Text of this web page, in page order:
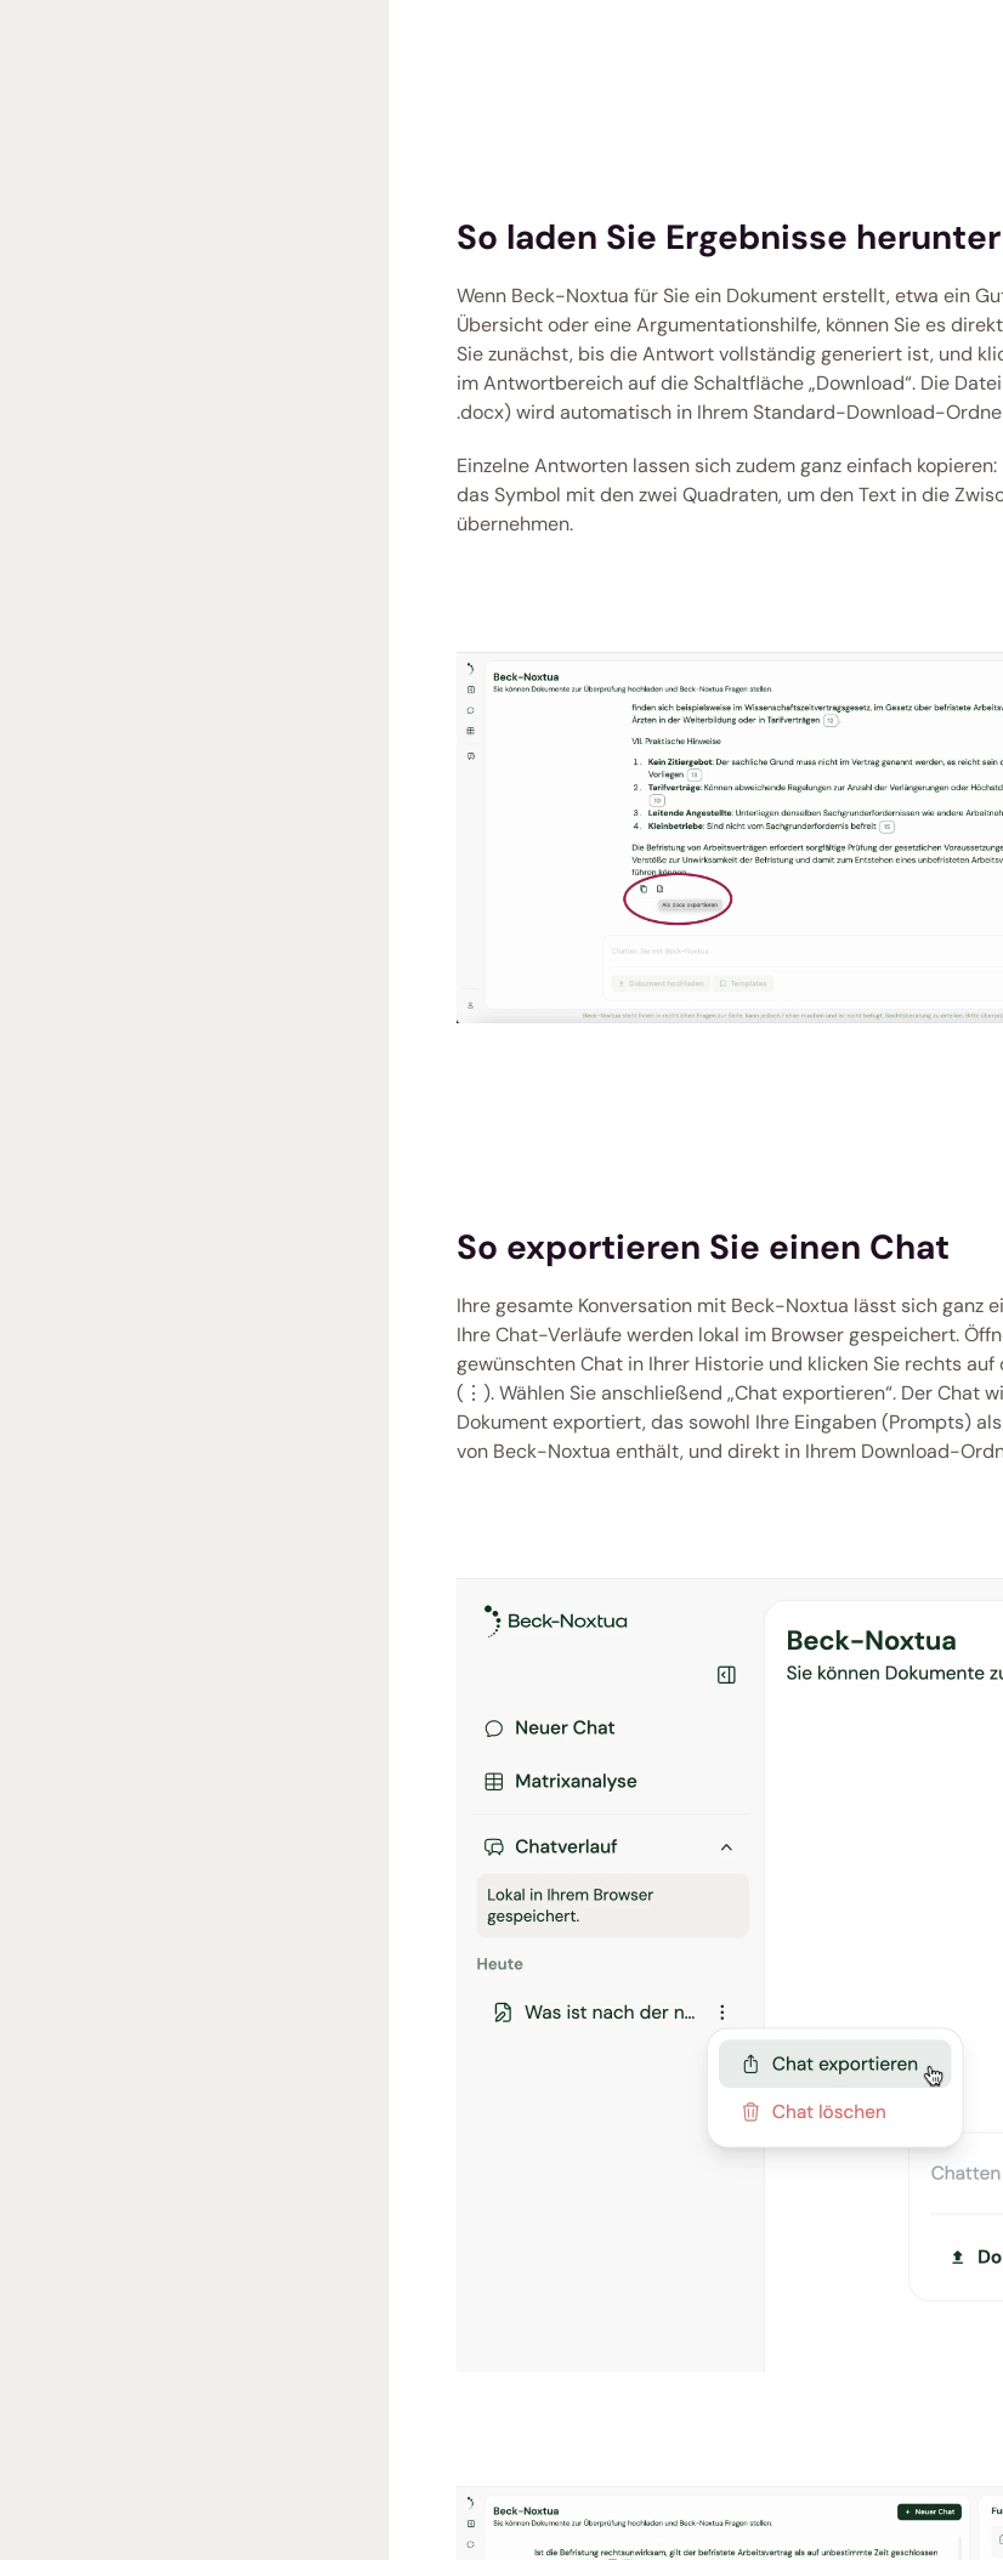
So laden Sie Ergebnisse herunter
Wenn Beck-Noxtua für Sie ein Dokument erstellt, etwa ein
Übersicht oder eine Argumentationshilfe, können Sie es
Sie zunächst, bis die Antwort vollständig generiert ist, und
im Antwortbereich auf die Schaltfläche „Download“. Die
.docx) wird automatisch in Ihrem Standard-Download-
Einzelne Antworten lassen sich zudem ganz einfach
das Symbol mit den zwei Quadraten, um den Text in die
übernehmen.
So exportieren Sie einen Chat
Ihre gesamte Konversation mit Beck-Noxtua lässt sich ganz
Ihre Chat-Verläufe werden lokal im Browser gespeichert.
gewünschten Chat in Ihrer Historie und klicken Sie rechts
(⋮). Wählen Sie anschließend „Chat exportieren“. Der Chat
Dokument exportiert, das sowohl Ihre Eingaben (Prompts)
von Beck-Noxtua enthält, und direkt in Ihrem Download-